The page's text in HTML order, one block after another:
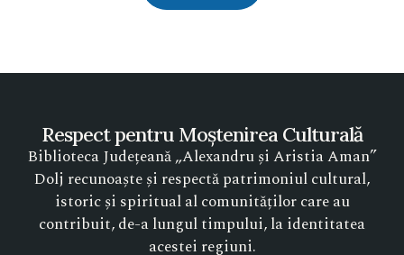
Respect pentru Moștenirea Culturală
Biblioteca Județeană „Alexandru și Aristia Aman”
Dolj recunoaște și respectă patrimoniul cultural,
istoric și spiritual al comunităților care au
contribuit, de-a lungul timpului, la identitatea
acestei regiuni.